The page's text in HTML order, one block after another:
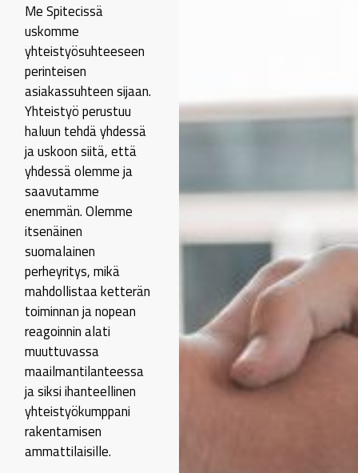
Me Spitecissä
uskomme
yhteistyösuhteeseen
perinteisen
asiakassuhteen sijaan.
Yhteistyö perustuu
haluun tehdä yhdessä
ja uskoon siitä, että
yhdessä olemme ja
saavutamme
enemmän. Olemme
itsenäinen
suomalainen
perheyritys, mikä
mahdollistaa ketterän
toiminnan ja nopean
reagoinnin alati
muuttuvassa
maailmantilanteessa
ja siksi ihanteellinen
yhteistyökumppani
rakentamisen
ammattilaisille.